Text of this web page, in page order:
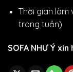
Thời gian làm
trong tuần)
SOFA NHƯ Ý